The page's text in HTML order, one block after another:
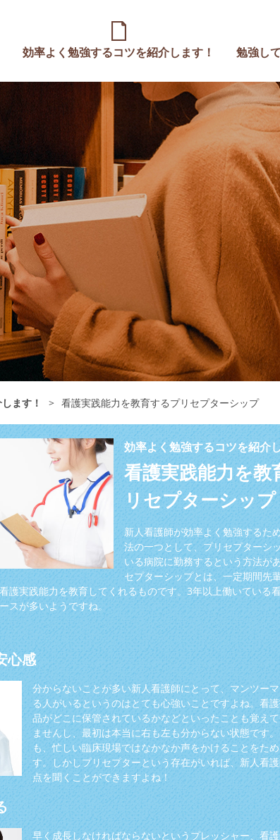
効率よく勉強するコツを紹介します！ 勉強し
ます！ > 看護実践能力を教育するプリセプターシップ
効率よく勉強するコツを紹介
看護実践能力を教
リセプターシップ
新人看護師が効率よく勉強するた
法の一つとして、プリセプターシ
いる病院に勤務するという方法が
セプターシップとは、一定期間先
護実践能力を教育してくれるものです。3年以上働いている
スが多いようですね。
心感
分からないことが多い新人看護師にとって、マンツー
る人がいるというのはとても心強いことですよね。看
品がどこに保管されているかなどといったことも覚え
ませんし、最初は本当に右も左も分からない状態です
も、忙しい臨床現場ではなかなか声をかけることをた
す。しかしプリセプターという存在がいれば、新人看
点を聞くことができますよね！
早く成長しなければならないというプレッシャー、看